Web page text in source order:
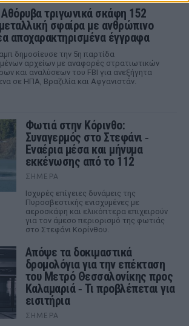
Αθόρυβα τριγωνικά σκάφη 152
σφαίρα με ανθρώπινο
αποχαρακτηρισμένα έγγραφα
δημοσίευσε την 5η παρτίδα
αρχείων με αναφορές στρατιωτικών
και αναλύσεων του FBI για ανεξήγητα
σε ΗΠΑ, Βραζιλία και Αφγανιστάν.
Φωτιά στην Κόρινθο:
Συναγερμός στο Στεφάνι ‑
Εναέρια μέσα και μήνυμα
εκκένωσης από το 112
ΣΉΜΕΡΑ
Ισχυρές επίγειες δυνάμεις της
Πυροσβεστικής ενισχυμένες με
αεροσκάφη και ελικόπτερα επιχειρούν
για τον άμεσο περιορισμό της φωτιάς
στο Στεφάνι Κορίνθου.
Απόψε τα δοκιμαστικά
δρομολόγια για την επέκταση
του Μετρό Θεσσαλονίκης προς
Καλαμαριά ‑ Τι προβλέπεται για
εισιτήρια
ΣΉΜΕΡΑ